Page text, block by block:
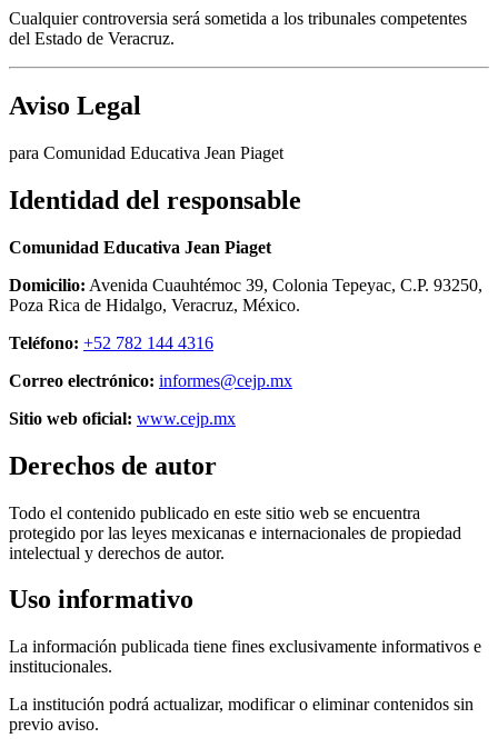
Cualquier controversia será sometida a los tribunales competentes
del Estado de Veracruz.
Aviso Legal
para Comunidad Educativa Jean Piaget
Identidad del responsable
Comunidad Educativa Jean Piaget
Domicilio: Avenida Cuauhtémoc 39, Colonia Tepeyac, C.P. 93250,
Poza Rica de Hidalgo, Veracruz, México.
Teléfono: +52 782 144 4316
Correo electrónico: informes@cejp.mx
Sitio web oficial: www.cejp.mx
Derechos de autor
Todo el contenido publicado en este sitio web se encuentra
protegido por las leyes mexicanas e internacionales de propiedad
intelectual y derechos de autor.
Uso informativo
La información publicada tiene fines exclusivamente informativos e
institucionales.
La institución podrá actualizar, modificar o eliminar contenidos sin
previo aviso.